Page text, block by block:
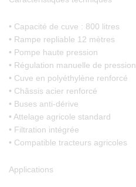
• Capacité de cuve : 800 litres
• Rampe repliable 12 mètres
• Pompe haute pression
• Régulation manuelle de pression
• Cuve en polyéthylène renforcé
• Châssis acier renforcé
• Buses anti-dérive
• Attelage agricole standard
• Filtration intégrée
• Compatible tracteurs agricoles
Applications